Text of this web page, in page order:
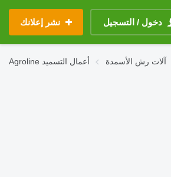
دخول / التسجيل نشر إعلانك
Agroline أعمال التسميد آلات رش الأسمدة